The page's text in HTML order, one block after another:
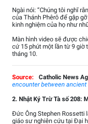
Ngài nói: “Chúng tôi nghĩ
của Thánh Phêrô để gặp
kinh nghiệm của họ như
Màn hình video sẽ được
cứ 15 phút một lần từ 9 giờ
tháng 10.
Source: Catholic News
encounter between ancient
2. Nhật Ký Trừ Tà số 208:
Đức Ông Stephen Rossetti
giáo sư nghiên cứu tại Đại